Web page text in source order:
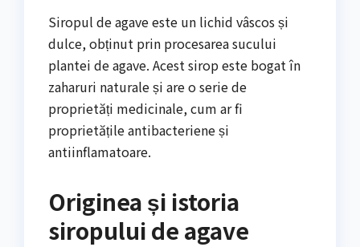
Siropul de agave este un lichid vâscos și
dulce, obținut prin procesarea sucului
plantei de agave. Acest sirop este bogat în
zaharuri naturale și are o serie de
proprietăți medicinale, cum ar fi
proprietățile antibacteriene și
antiinflamatoare.
Originea și istoria
siropului de agave